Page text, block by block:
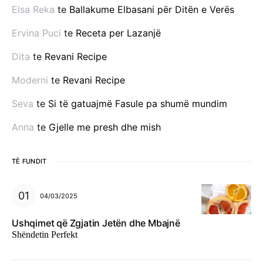
Elsa Reka te Ballakume Elbasani për Ditën e Verës
Ervina Puci te Receta per Lazanjë
Dita te Revani Recipe
Moderni te Revani Recipe
Seva te Si të gatuajmë Fasule pa shumë mundim
Anna te Gjelle me presh dhe mish
TË FUNDIT
04/03/2025
Ushqimet që Zgjatin Jetën dhe Mbajnë
Shëndetin Perfekt